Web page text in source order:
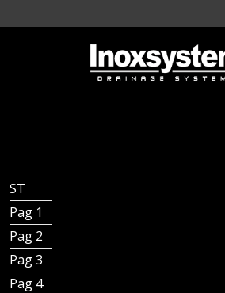
ST - Inoxsystem® Standard
Pag 1 - Indice catalogo Generale
Pag 2 - Presentazione
Pag 3 - L’arte del manufatto
Pag 4 - Contesti di applicazione